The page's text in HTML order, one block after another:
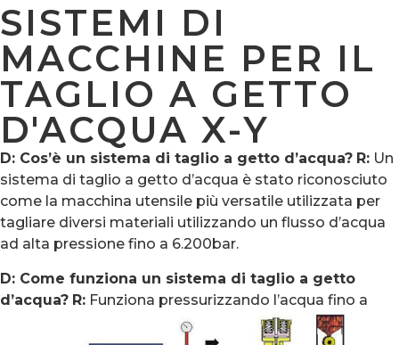
SISTEMI DI
MACCHINE PER IL
TAGLIO A GETTO
D'ACQUA X-Y
D: Cos’è un sistema di taglio a getto d’acqua? R: Un
sistema di taglio a getto d’acqua è stato riconosciuto
come la macchina utensile più versatile utilizzata per
tagliare diversi materiali utilizzando un flusso d’acqua
ad alta pressione fino a 6.200bar.
D: Come funziona un sistema di taglio a getto
d’acqua? R: Funziona pressurizzando l’acqua fino a